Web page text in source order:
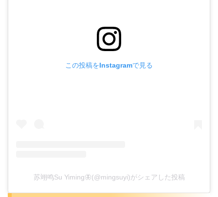
この投稿をInstagramで見る
苏翊鸣Su Yiming🦋(@mingsuyi)がシェアした投稿